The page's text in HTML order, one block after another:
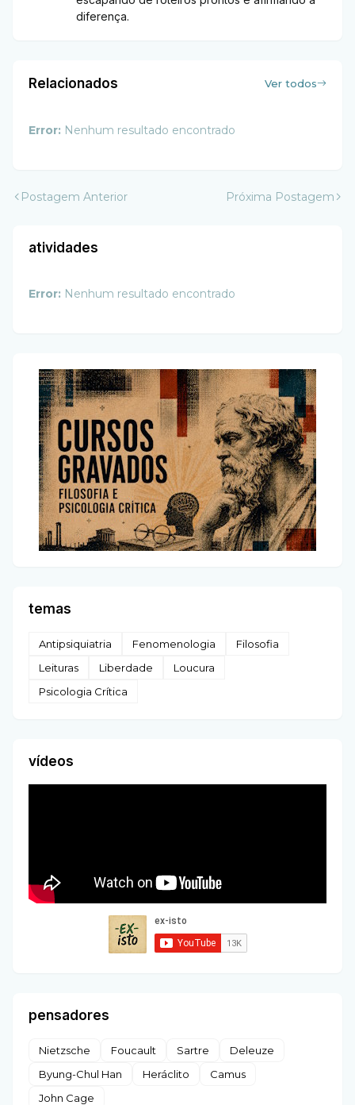
diferença.
Relacionados Ver todos
Error: Nenhum resultado encontrado
Postagem Anterior Próxima Postagem
atividades
Error: Nenhum resultado encontrado
temas
Antipsiquiatria Fenomenologia
Filosofia
Leituras
Liberdade
Loucura
Psicologia Crítica
vídeos
pensadores
Nietzsche Foucault Sartre
Deleuze
Byung-Chul Han
Heráclito
Camus
John Cage